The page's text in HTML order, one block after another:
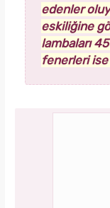
edenler
eskiliğine
lambaları
fenerleri ise